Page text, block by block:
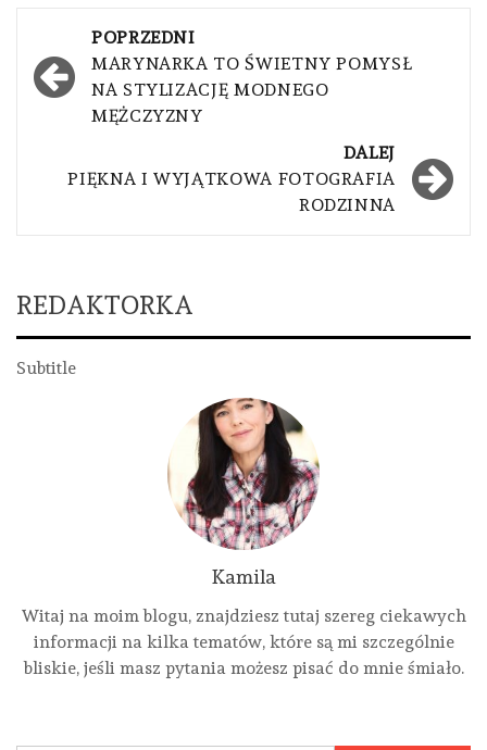
Nawigacja
wpisu
POPRZEDNI
MARYNARKA TO ŚWIETNY POMYSŁ
NA STYLIZACJĘ MODNEGO
MĘŻCZYZNY
DALEJ
PIĘKNA I WYJĄTKOWA FOTOGRAFIA
RODZINNA
REDAKTORKA
Subtitle
Kamila
Witaj na moim blogu, znajdziesz tutaj szereg ciekawych
informacji na kilka tematów, które są mi szczególnie
bliskie, jeśli masz pytania możesz pisać do mnie śmiało.